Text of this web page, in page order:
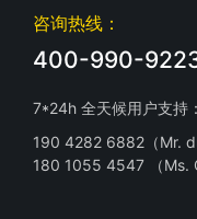
咨询热线：
400-990-
7*24h 全天候用户支持：
190 4282 6882（Mr.
180 1055 4547 （Ms.